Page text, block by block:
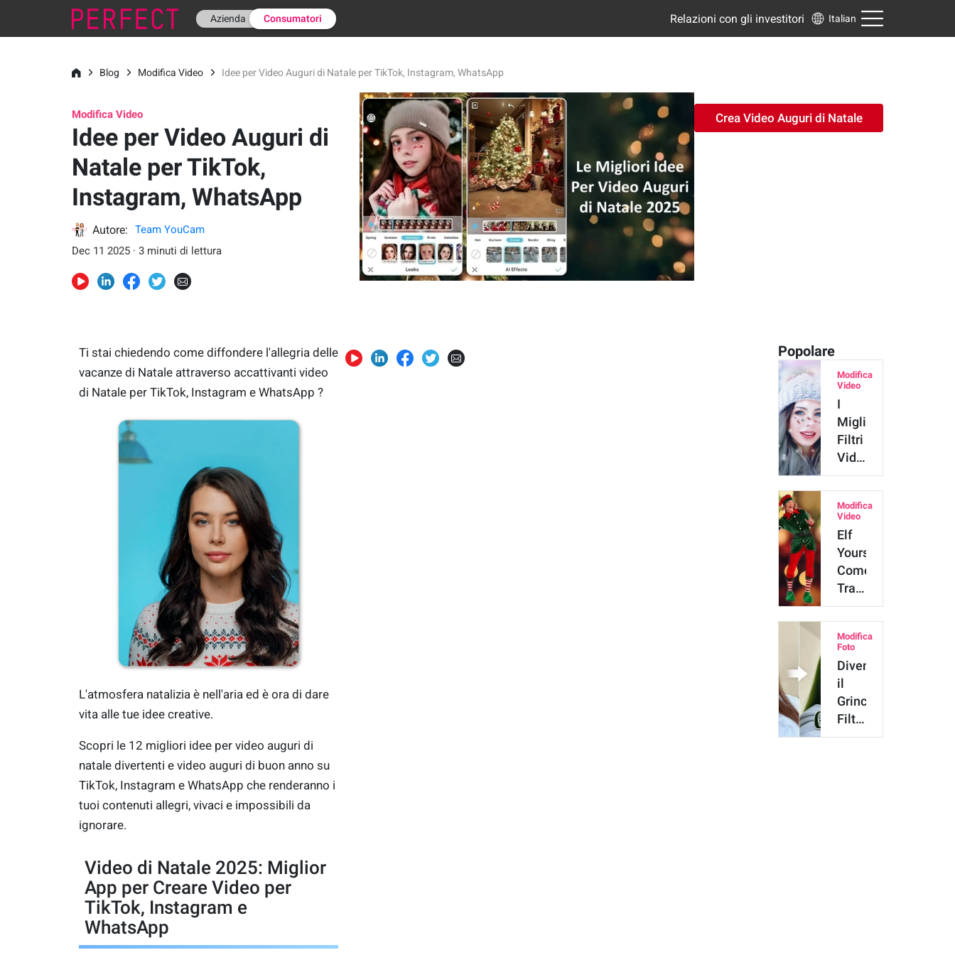
Azienda Consumatori Relazioni con gli investitori Italian
Blog Modifica Video Idee per Video Auguri di Natale per TikTok, Instagram, WhatsApp
Modifica Video
Idee per Video Auguri di
Natale per TikTok,
Instagram, WhatsApp
Autore:
Team YouCam
Dec 11 2025 · 3 minuti di lettura
Crea Video Auguri di Natale
Ti stai chiedendo come diffondere l'allegria delle
vacanze di Natale attraverso accattivanti video
di Natale per TikTok, Instagram e WhatsApp ?
L'atmosfera natalizia è nell'aria ed è ora di dare
vita alle tue idee creative.
Scopri le 12 migliori idee per video auguri di
natale divertenti e video auguri di buon anno su
TikTok, Instagram e WhatsApp che renderanno i
tuoi contenuti allegri, vivaci e impossibili da
ignorare.
Video di Natale 2025: Miglior
App per Creare Video per
TikTok, Instagram e
WhatsApp
Popolare
Modifica
Video
I
Migliori
Filtri
Video
per
Auguri
di
Natale
Divertenti
Modifica
Video
Elf
Yourself:
Come
Trasformarti
in
Elfo
di
Natale
Modifica
Foto
Diventa
il
Grinch:
Filtro
Faccia